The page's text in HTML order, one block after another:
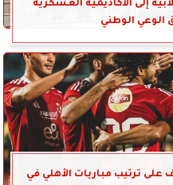
إلى الأكاديمية العسكرية
الوعي الوطني
على ترتيب مباريات الأهلي في